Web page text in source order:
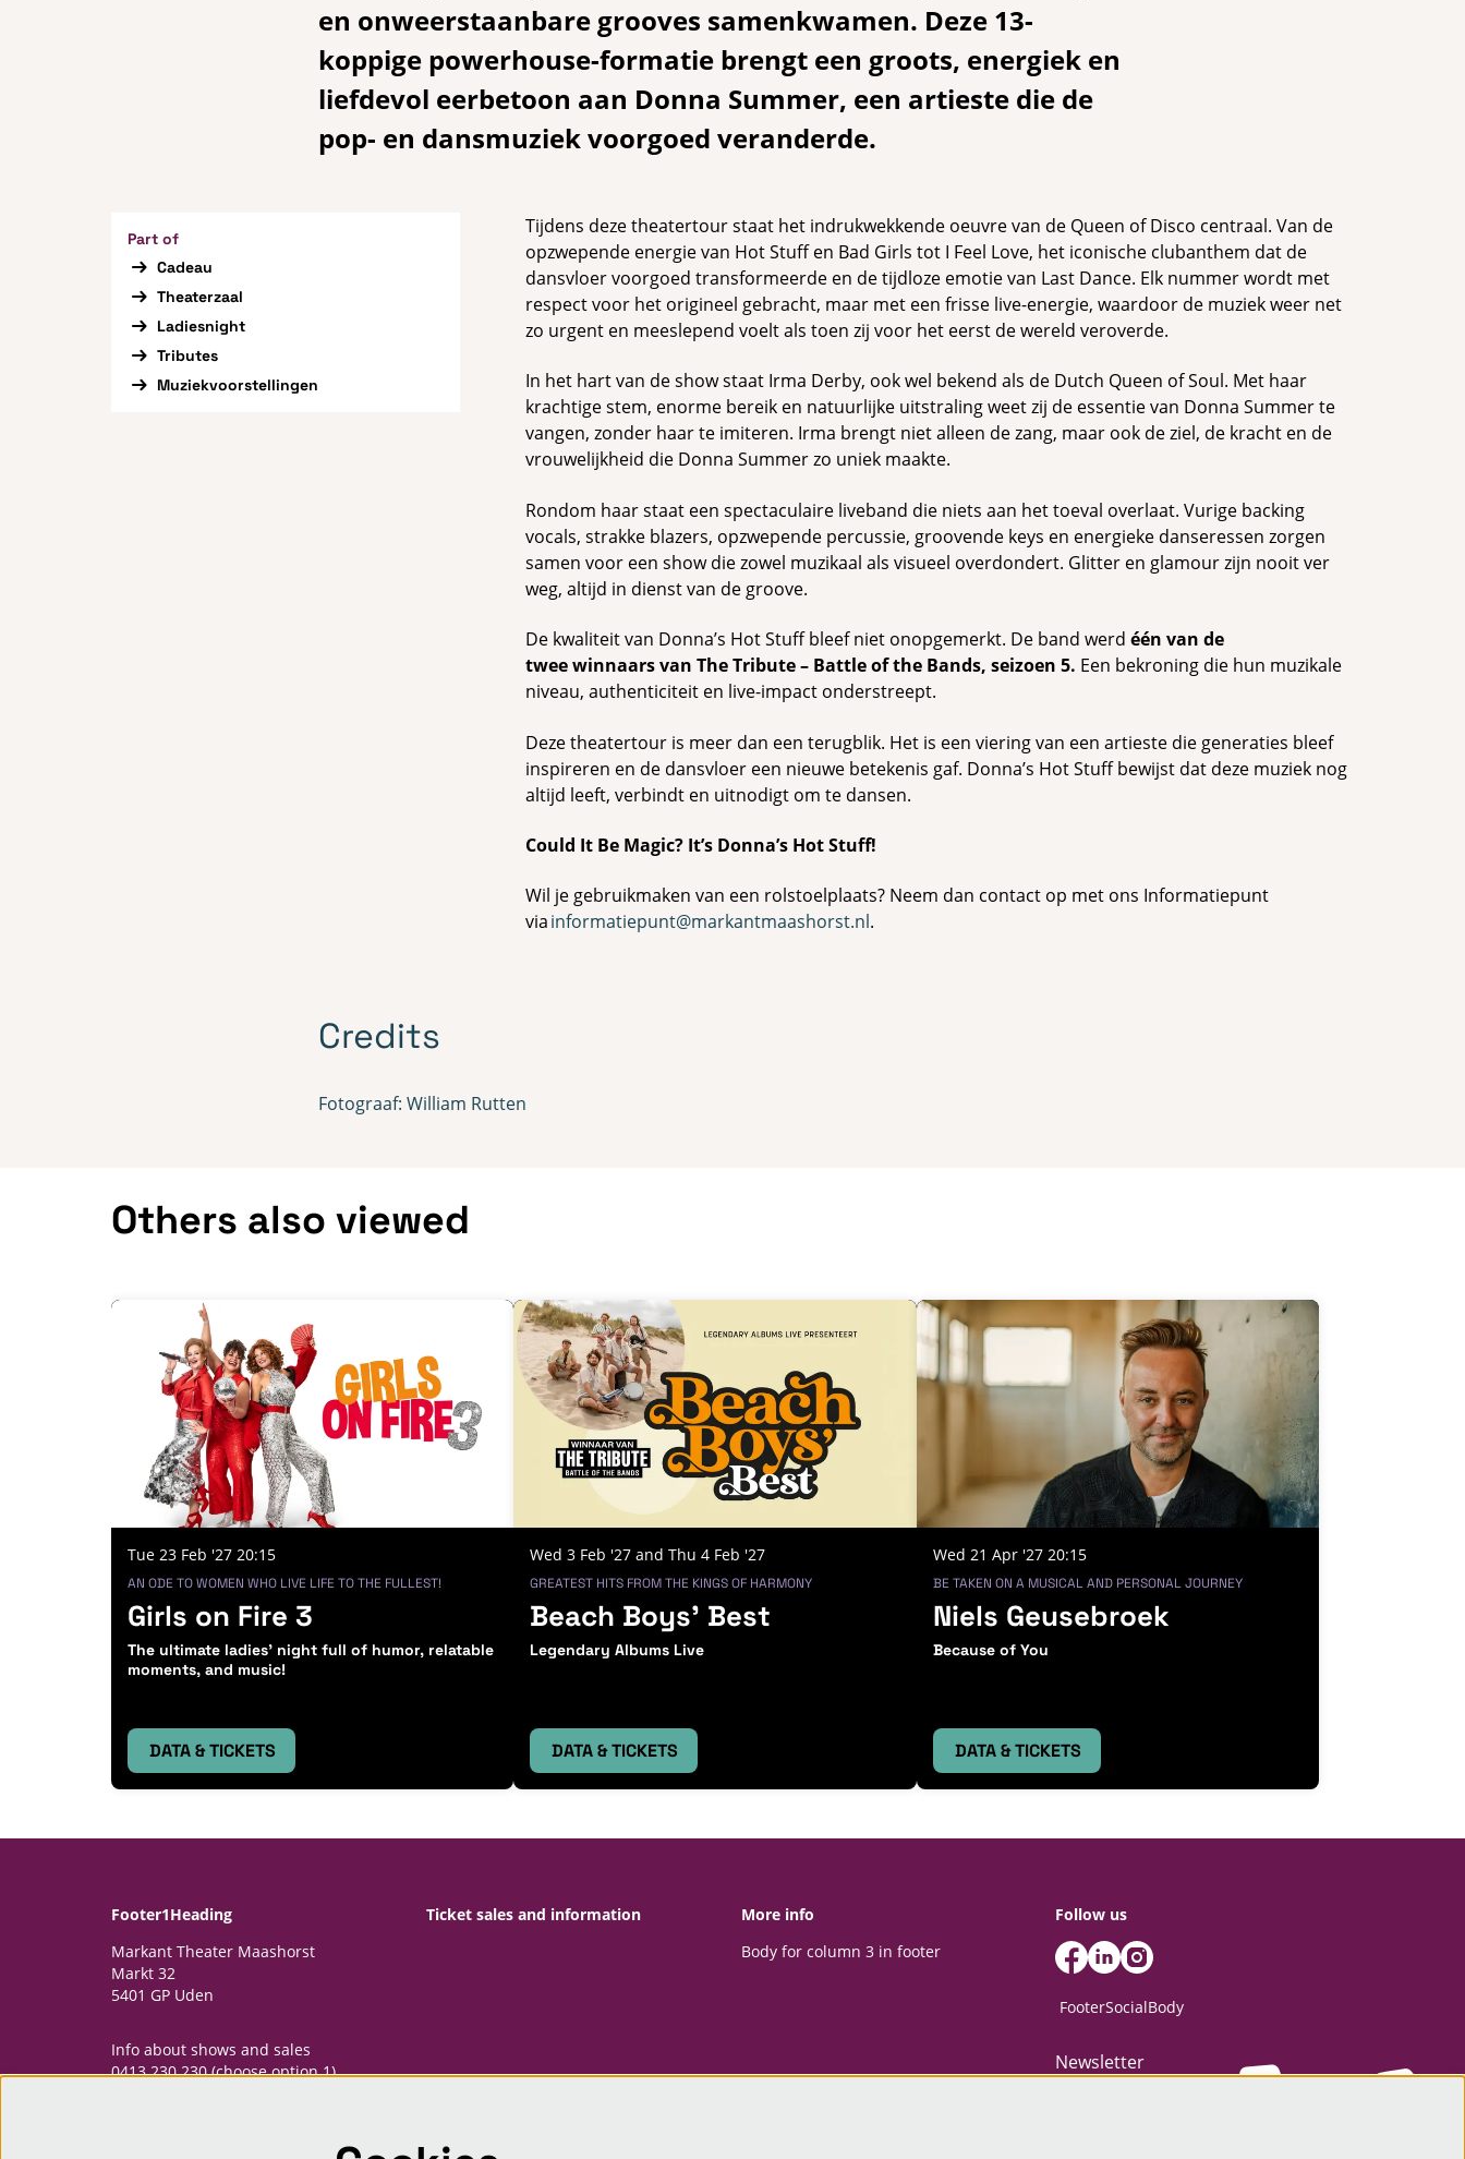
en onweerstaanbare grooves samenkwamen. Deze 13-
koppige powerhouse-formatie brengt een groots, energiek en
liefdevol eerbetoon aan Donna Summer, een artieste die de
pop- en dansmuziek voorgoed veranderde.
Tijdens deze theatertour staat het indrukwekkende oeuvre van de Queen of Disco centraal. Van de
opzwepende energie van Hot Stuff en Bad Girls tot I Feel Love, het iconische clubanthem dat de
dansvloer voorgoed transformeerde en de tijdloze emotie van Last Dance. Elk nummer wordt met
respect voor het origineel gebracht, maar met een frisse live-energie, waardoor de muziek weer net
zo urgent en meeslepend voelt als toen zij voor het eerst de wereld veroverde.
In het hart van de show staat Irma Derby, ook wel bekend als de Dutch Queen of Soul. Met haar
krachtige stem, enorme bereik en natuurlijke uitstraling weet zij de essentie van Donna Summer te
vangen, zonder haar te imiteren. Irma brengt niet alleen de zang, maar ook de ziel, de kracht en de
vrouwelijkheid die Donna Summer zo uniek maakte.
Rondom haar staat een spectaculaire liveband die niets aan het toeval overlaat. Vurige backing
vocals, strakke blazers, opzwepende percussie, groovende keys en energieke danseressen zorgen
samen voor een show die zowel muzikaal als visueel overdondert. Glitter en glamour zijn nooit ver
weg, altijd in dienst van de groove.
De kwaliteit van Donna’s Hot Stuff bleef niet onopgemerkt. De band werd één van de
twee winnaars van The Tribute – Battle of the Bands, seizoen 5. Een bekroning die hun muzikale
niveau, authenticiteit en live-impact onderstreept.
Deze theatertour is meer dan een terugblik. Het is een viering van een artieste die generaties bleef
inspireren en de dansvloer een nieuwe betekenis gaf. Donna’s Hot Stuff bewijst dat deze muziek nog
altijd leeft, verbindt en uitnodigt om te dansen.
Could It Be Magic? It’s Donna’s Hot Stuff!
Wil je gebruikmaken van een rolstoelplaats? Neem dan contact op met ons Informatiepunt
viainformatiepunt@markantmaashorst.nl.
Part of
Cadeau
Theaterzaal
Ladiesnight
Tributes
Muziekvoorstellingen
Credits
Fotograaf: William Rutten
Others also viewed
Girls on Fire 3
The ultimate ladies' night full of humor, relatable
moments, and music!
AN ODE TO WOMEN WHO LIVE LIFE TO THE FULLEST!
Tue 23 Feb '27 20:15
DATA & TICKETS
Beach Boys' Best
Legendary Albums Live
GREATEST HITS FROM THE KINGS OF HARMONY
Wed 3 Feb '27andThu 4 Feb '27
DATA & TICKETS
Niels Geusebroek
Because of You
BE TAKEN ON A MUSICAL AND PERSONAL JOURNEY
Wed 21 Apr '27 20:15
DATA & TICKETS
Footer1Heading
Markant Theater Maashorst
Markt 32
5401 GP Uden
Info about shows and sales
0413 230 230 (choose option 1)
Ticket sales and information
More info
Body for column 3 in footer
Follow us
FooterSocialBody
Newsletter